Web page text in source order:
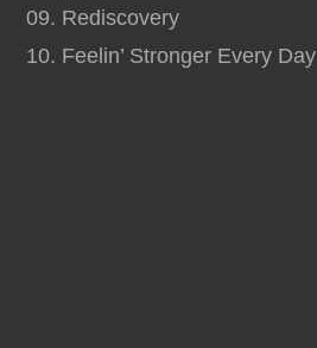
09. Rediscovery
10. Feelin’ Stronger Every Day